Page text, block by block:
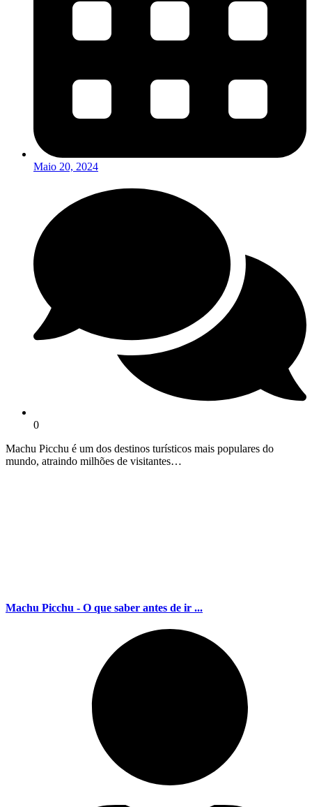
Maio 20, 2024
0
Machu Picchu é um dos destinos turísticos mais populares do
mundo, atraindo milhões de visitantes…
Machu Picchu - O que saber antes de ir ...